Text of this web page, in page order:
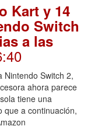
Kart y 14
Switch
a las
Nintendo Switch 2,
ahora parece
tiene una
que a continuación,